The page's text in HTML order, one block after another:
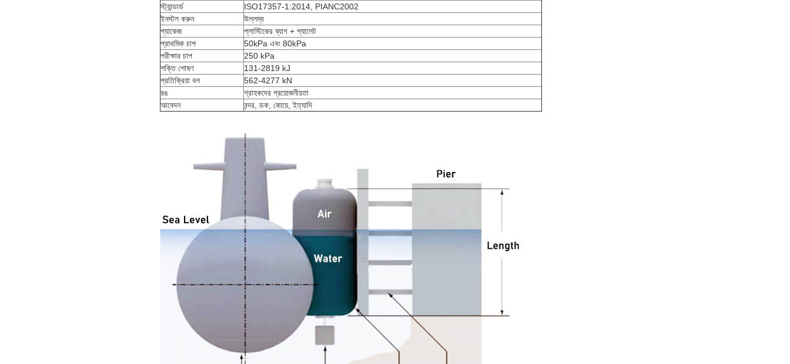
স্ট্যান্ডার্ড
ISO17357-1:2014, PIANC2002
ইনস্টল করুন
উল্লম্ব
প্যাকেজ
প্লাস্টিকের ব্যাগ + প্যালেট
প্রাথমিক চাপ
50kPa এবং 80kPa
পরীক্ষার চাপ
250 kPa
শক্তি শোষণ
131-2819 kJ
প্রতিক্রিয়া বল
562-4277 kN
রঙ
গ্রাহকদের প্রয়োজনীয়তা
আবেদন
বন্দর, ডক, কোয়ে, ইত্যাদি